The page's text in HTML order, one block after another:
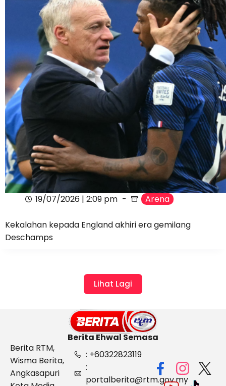
19/07/2026 | 2:09 pm Arena
Kekalahan kepada England akhiri era gemilang
Deschamps
Lihat Lagi
Berita Ehwal Semasa
Berita RTM,
Wisma Berita,
Angkasapuri
: +60322823119
:
portalberita@rtm.gov.my